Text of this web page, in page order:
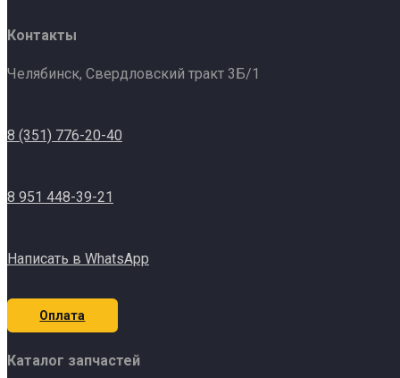
Контакты
Челябинск, Свердловский тракт 3Б/1
8 (351) 776-20-40
8 951 448-39-21
Написать в WhatsApp
Оплата
Каталог запчастей